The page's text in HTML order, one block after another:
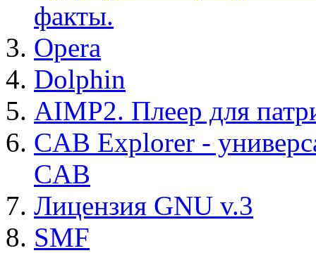
факты.
Opera
Dolphin
AIMP2. Плеер для
CAB Explorer -
CAB
Лицензия GNU v.3
SMF